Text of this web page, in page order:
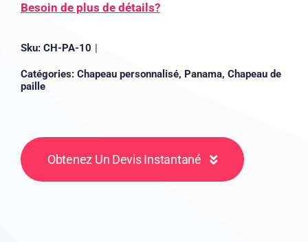
Besoin de plus de détails?
Sku: CH-PA-10 |
Catégories: Chapeau personnalisé, Panama, Chapeau de
paille
Obtenez Un Devis Instantané